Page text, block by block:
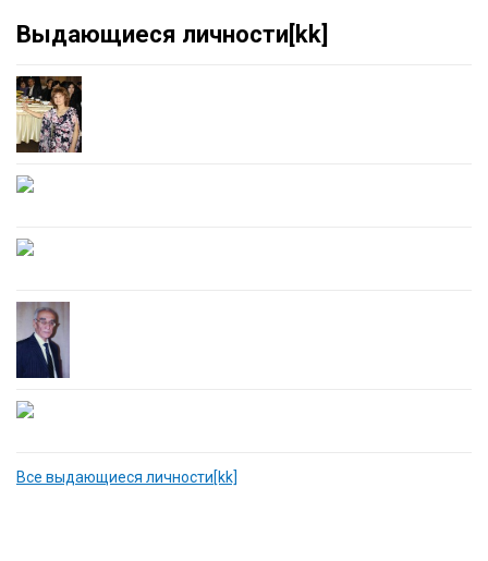
Выдающиеся личности[kk]
Все выдающиеся личности[kk]